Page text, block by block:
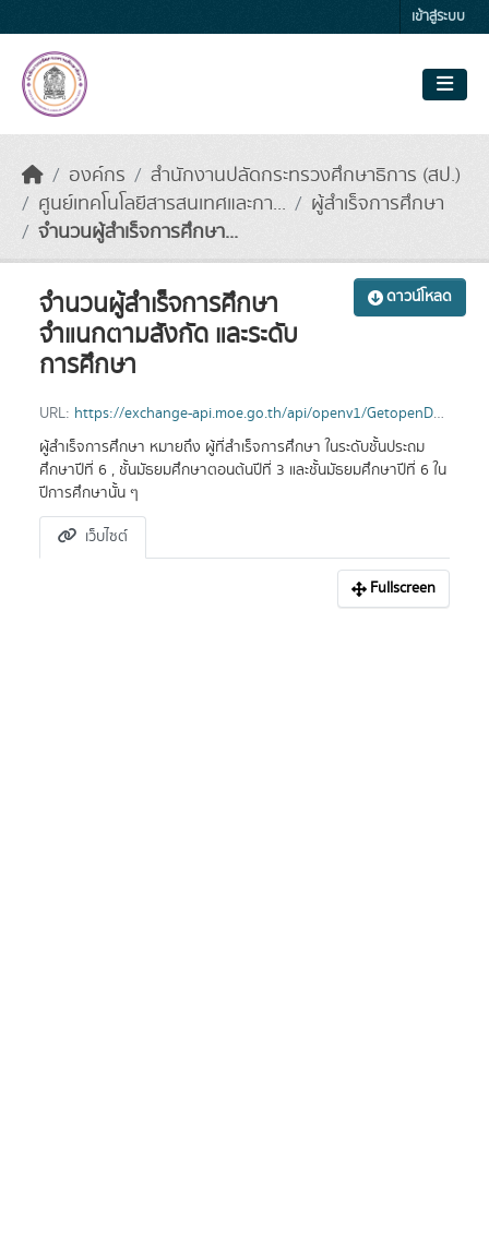
เข้าสู่ระบบ
องค์กร
สำนักงานปลัดกระทรวงศึกษาธิการ (สป.)
ศูนย์เทคโนโลยีสารสนเทศและกา...
ผู้สำเร็จการศึกษา
จำนวนผู้สำเร็จการศึกษา...
ดาวน์โหลด
จำนวนผู้สำเร็จการศึกษา
จำแนกตามสังกัด และระดับ
การศึกษา
URL: https://exchange-api.moe.go.th/api/openv1/GetopenData30/2565/1
ผู้สำเร็จการศึกษา หมายถึง ผู้ที่สำเร็จการศึกษา ในระดับชั้นประถม
ศึกษาปีที่ 6 , ชั้นมัธยมศึกษาตอนต้นปีที่ 3 และชั้นมัธยมศึกษาปีที่ 6 ใน
ปีการศึกษานั้น ๆ
เว็บไซต์
Fullscreen